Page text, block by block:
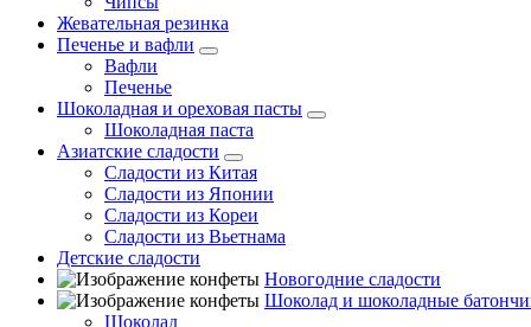
Жевательная резинка
Печенье и вафли
Вафли
Печенье
Шоколадная и ореховая пасты
Шоколадная паста
Азиатские сладости
Сладости из Китая
Сладости из Японии
Сладости из Кореи
Сладости из Вьетнама
Детские сладости
Новогодние сладости
Шоколад и шоколадные
Шоколад